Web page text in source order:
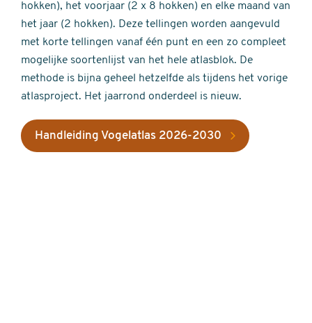
hokken), het voorjaar (2 x 8 hokken) en elke maand van
het jaar (2 hokken). Deze tellingen worden aangevuld
met korte tellingen vanaf één punt en een zo compleet
mogelijke soortenlijst van het hele atlasblok. De
methode is bijna geheel hetzelfde als tijdens het vorige
atlasproject. Het jaarrond onderdeel is nieuw.
Handleiding Vogelatlas 2026-2030